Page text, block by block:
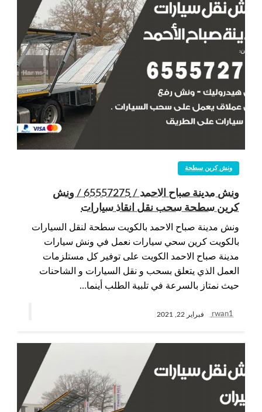
ونش كرين سطحة
ونش مدينة صباح الاحمد / 65557275 / ونش
كرين سطحة سحب نقل انقاذ سيارات
ونش مدينة صباح الاحمد بالكويت سطحة لنقل السيارات
بالكويت كرين سحي سيارات نعمل في ونش سيارات
مدينة صباح الاحمد الكويت على توفير كل مستلزمات
العمل الذي يتعلق بسحب و نقل السيارات و الشاحنات
حيث نمتاز بالسرعة في تلبية الطلب أينما…
rwan1 فبراير 22, 2021